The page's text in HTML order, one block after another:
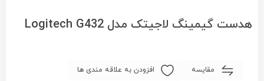
هدست گیمینگ لاجیتک مدل Logitech G432
مقایسه افزودن به علاقه مندی ها